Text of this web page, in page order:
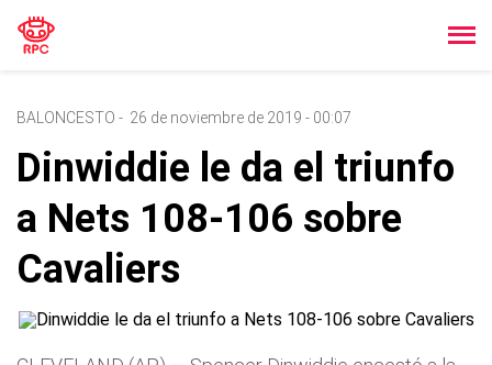
BALONCESTO - 26 de noviembre de 2019 - 00:07
Dinwiddie le da el triunfo
a Nets 108-106 sobre
Cavaliers